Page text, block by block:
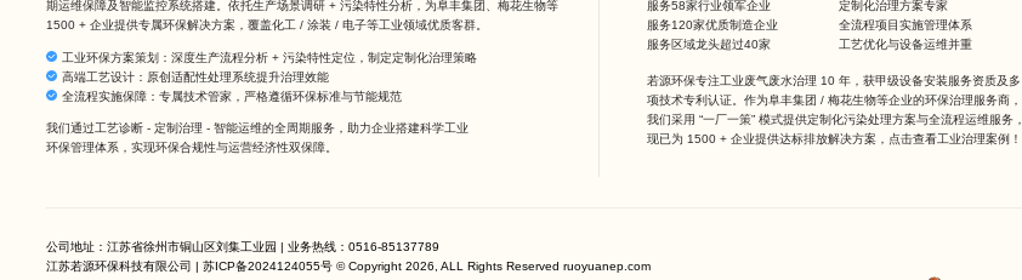
期运维保障及智能监控系统搭建。依托生产场景调研 + 污染特性分析，为阜丰集团、梅花生物等
1500 + 企业提供专属环保解决方案，覆盖化工 / 涂装 / 电子等工业领域优质客群。
工业环保方案策划：深度生产流程分析 + 污染特性定位，制定定制化治理策略
高端工艺设计：原创适配性处理系统提升治理效能
全流程实施保障：专属技术管家，严格遵循环保标准与节能规范
我们通过工艺诊断 - 定制治理 - 智能运维的全周期服务，助力企业搭建科学工业
环保管理体系，实现环保合规性与运营经济性双保障。
服务58家行业领军企业
服务120家优质制造企业
服务区域龙头超过40家
定制化治理方案专家
全流程项目实施管理体系
工艺优化与设备运维并重
若源环保专注工业废气废水治理 10 年，获甲级设备安装服务资质及多
项技术专利认证。作为阜丰集团 / 梅花生物等企业的环保治理服务商，
我们采用 “一厂一策” 模式提供定制化污染处理方案与全流程运维服务，
现已为 1500 + 企业提供达标排放解决方案，点击查看工业治理案例 ！
公司地址：江苏省徐州市铜山区刘集工业园 | 业务热线： 0516-85137789
江苏若源环保科技有限公司 | 苏ICP备2024124055号 © Copyright 2026, ALL Rights Reserved ruoyuanep.com